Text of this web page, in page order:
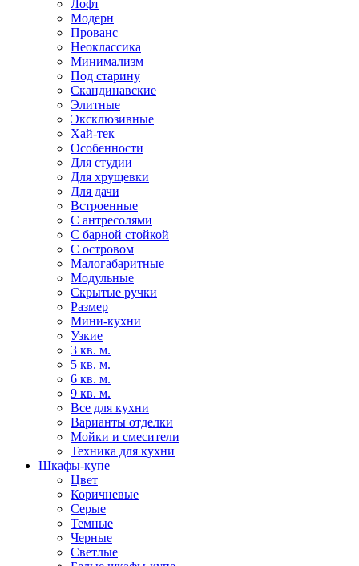
Лофт
Модерн
Прованс
Неоклассика
Минимализм
Под старину
Скандинавские
Элитные
Эксклюзивные
Хай-тек
Особенности
Для студии
Для хрущевки
Для дачи
Встроенные
С антресолями
С барной стойкой
С островом
Малогабаритные
Модульные
Скрытые ручки
Размер
Мини-кухни
Узкие
3 кв. м.
5 кв. м.
6 кв. м.
9 кв. м.
Все для кухни
Варианты отделки
Мойки и смесители
Техника для кухни
Шкафы-купе
Цвет
Коричневые
Серые
Темные
Черные
Светлые